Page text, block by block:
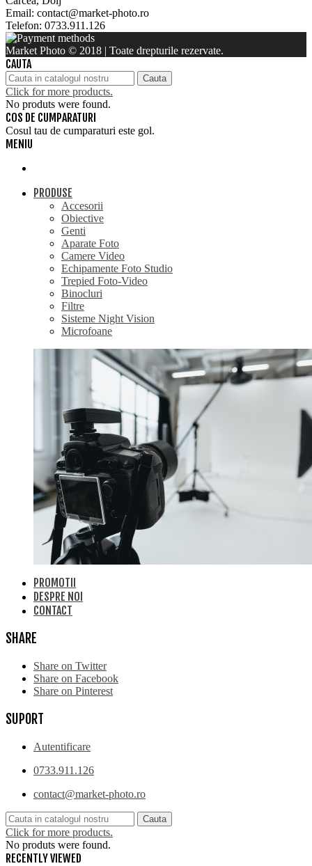
Email: contact@market-photo.ro
Telefon: 0733.911.126
Market Photo © 2018 | Toate drepturile rezervate.
CAUTA
Cauta
Click for more products.
No produts were found.
COS DE CUMPARATURI
Cosul tau de cumparaturi este gol.
MENIU
PRODUSE
Accesorii
Obiective
Genti
Aparate Foto
Camere Video
Echipamente Foto Studio
Trepied Foto-Video
Binocluri
Filtre
Sisteme Night Vision
Microfoane
PROMOTII
DESPRE NOI
CONTACT
SHARE
Share on Twitter
Share on Facebook
Share on Pinterest
SUPORT
Autentificare
0733.911.126
contact@market-photo.ro
Cauta
Click for more products.
No produts were found.
RECENTLY VIEWED